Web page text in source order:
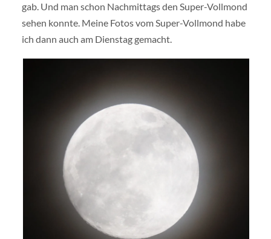
gab. Und man schon Nachmittags den Super-Vollmond
sehen konnte. Meine Fotos vom Super-Vollmond habe
ich dann auch am Dienstag gemacht.